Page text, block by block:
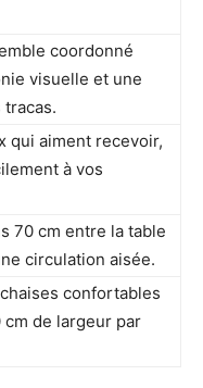
coordonné
visuelle et une
qui aiment recevoir,
à vos
70 cm entre la table
circulation aisée.
confortables
de largeur par